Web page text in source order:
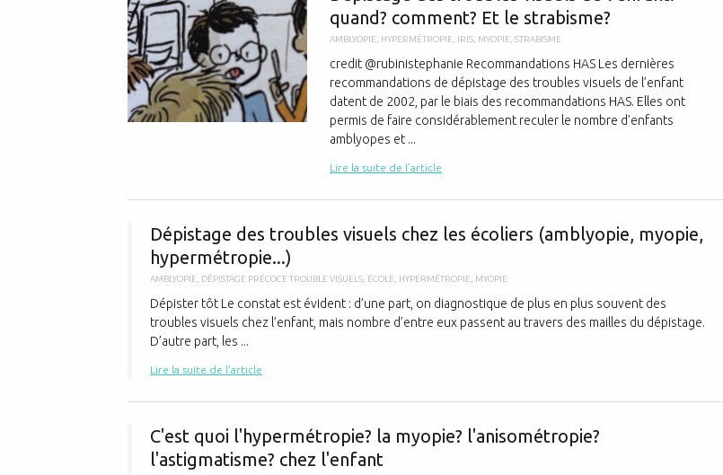
Asthme
Cardio vasculaire
Chirurgie
Comportement
Développement
Fièvre
Génétique
Grossesse
Handicap
Hygiène
Non classé
Nourrissons
quand? comment? Et le strabisme?
AMBLYOPIE HYPERMÉTROPIE IRIS MYOPIE STRABISME
credit @rubinistephanie Recommandations HAS Les dernières
recommandations de dépistage des troubles visuels de l’enfant
datent de 2002, par le biais des recommandations HAS. Elles ont
permis de faire considérablement reculer le nombre d’enfants
amblyopes et ...
Lire la suite de l'article
Dépistage des troubles visuels chez les écoliers (amblyopie, myopie,
hypermétropie...)
AMBLYOPIE DÉPISTAGE PRÉCOCE TROUBLE VISUELS ÉCOLE HYPERMÉTROPIE MYOPIE
Dépister tôt Le constat est évident : d’une part, on diagnostique de plus en plus souvent des
troubles visuels chez l’enfant, mais nombre d’entre eux passent au travers des mailles du dépistage.
D’autre part, les ...
Lire la suite de l'article
C'est quoi l'hypermétropie? la myopie? l'anisométropie?
l'astigmatisme? chez l'enfant